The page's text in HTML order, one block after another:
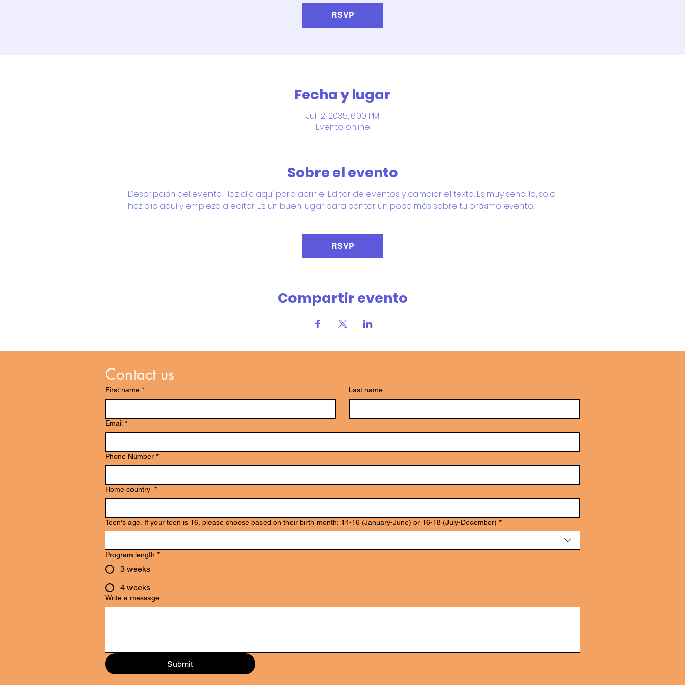
RSVP
Fecha y lugar
Jul 12, 2035, 6:00 PM
Evento online
Sobre el evento
Descripción del evento. Haz clic aquí para abrir el Editor de eventos y cambiar el texto. Es muy sencillo, solo
haz clic aquí y empieza a editar. Es un buen lugar para contar un poco más sobre tu próximo evento.
RSVP
Compartir evento
Contact us
First name * Last name
Email *
Phone Number *
Home country *
Teen's age. If your teen is 16, please choose based on their birth month: 14-16 (January-June) or 16-18 (July-December) *
Program length *
3 weeks
4 weeks
Write a message
Submit